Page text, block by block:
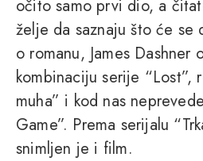
očito samo prvi dio, a
želje da saznaju što će
o romanu, James Dashner
kombinaciju serije “Lost”,
muha” i kod nas
Game”. Prema serijalu
snimljen je i film.